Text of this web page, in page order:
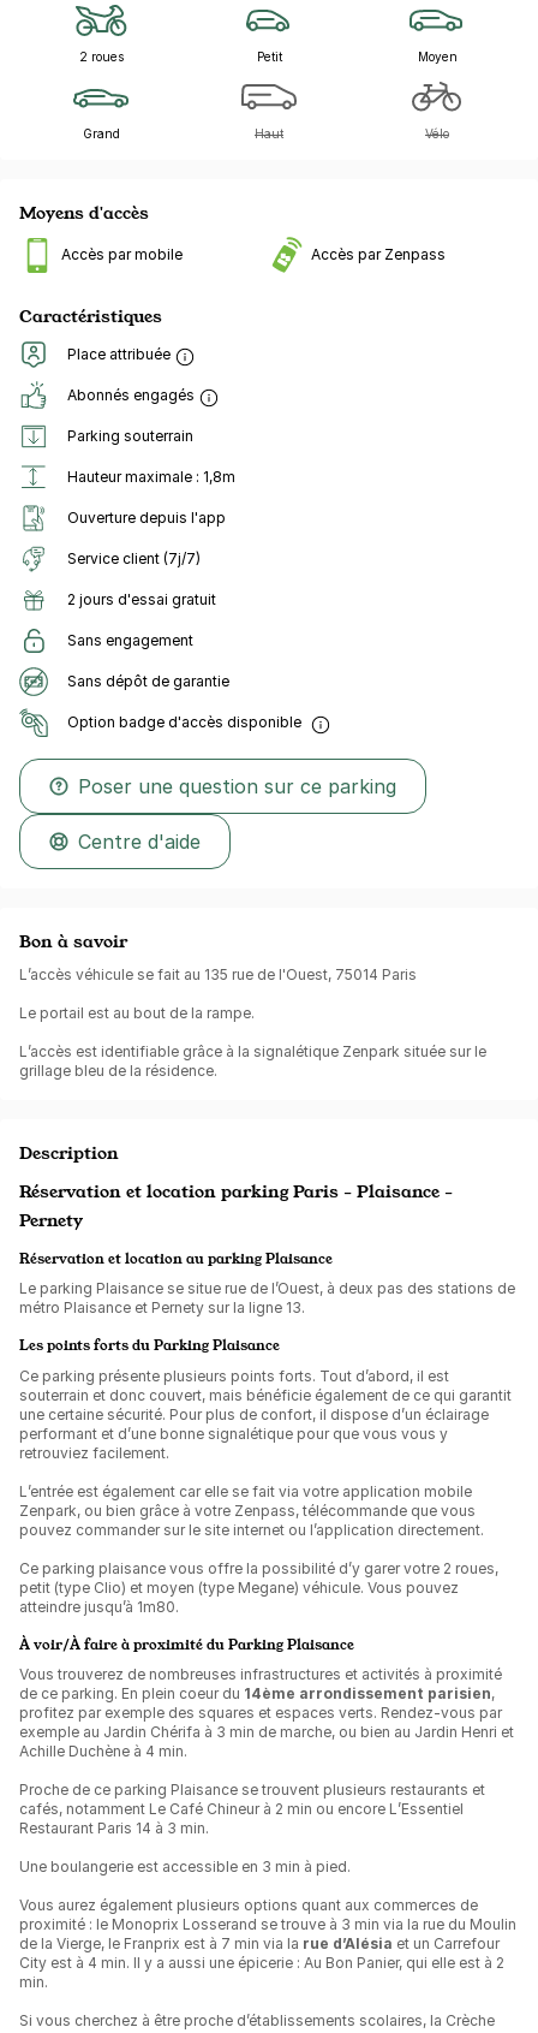
2 roues Petit Moyen
Grand Haut Vélo
Moyens d'accès
Accès par mobile Accès par Zenpass
Caractéristiques
Place attribuée
Abonnés engagés
Parking souterrain
Hauteur maximale : 1,8m
Ouverture depuis l'app
Service client (7j/7)
2 jours d'essai gratuit
Sans engagement
Sans dépôt de garantie
Option badge d'accès disponible
Poser une question sur ce parking
Centre d'aide
Bon à savoir
L’accès véhicule se fait au 135 rue de l'Ouest, 75014 Paris
Le portail est au bout de la rampe.
L’accès est identifiable grâce à la signalétique Zenpark située sur le
grillage bleu de la résidence.
Description
Réservation et location parking Paris - Plaisance -
Pernety
Réservation et location au parking Plaisance
Le parking Plaisance se situe rue de l’Ouest, à deux pas des stations de
métro Plaisance et Pernety sur la ligne 13.
Les points forts du Parking Plaisance
Ce parking présente plusieurs points forts. Tout d’abord, il est
souterrain et donc couvert, mais bénéficie également de ce qui garantit
une certaine sécurité. Pour plus de confort, il dispose d’un éclairage
performant et d’une bonne signalétique pour que vous vous y
retrouviez facilement.
L’entrée est également car elle se fait via votre application mobile
Zenpark, ou bien grâce à votre Zenpass, télécommande que vous
pouvez commander sur le site internet ou l’application directement.
Ce parking plaisance vous offre la possibilité d’y garer votre 2 roues,
petit (type Clio) et moyen (type Megane) véhicule. Vous pouvez
atteindre jusqu’à 1m80.
À voir/À faire à proximité du Parking Plaisance
Vous trouverez de nombreuses infrastructures et activités à proximité
de ce parking. En plein coeur du 14ème arrondissement parisien,
profitez par exemple des squares et espaces verts. Rendez-vous par
exemple au Jardin Chérifa à 3 min de marche, ou bien au Jardin Henri et
Achille Duchène à 4 min.
Proche de ce parking Plaisance se trouvent plusieurs restaurants et
cafés, notamment Le Café Chineur à 2 min ou encore L’Essentiel
Restaurant Paris 14 à 3 min.
Une boulangerie est accessible en 3 min à pied.
Vous aurez également plusieurs options quant aux commerces de
proximité : le Monoprix Losserand se trouve à 3 min via la rue du Moulin
de la Vierge, le Franprix est à 7 min via la rue d’Alésia et un Carrefour
City est à 4 min. Il y a aussi une épicerie : Au Bon Panier, qui elle est à 2
min.
Si vous cherchez à être proche d’établissements scolaires, la Crèche